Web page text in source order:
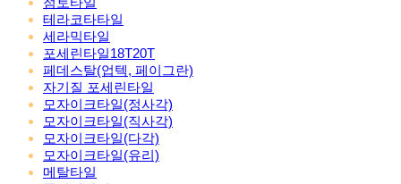
테라코타타일
세라믹타일
포세린타일18T20T
페데스탈(업텍, 페이그란)
자기질 포세린타일
모자이크타일(정사각)
모자이크타일(직사각)
모자이크타일(다각)
모자이크타일(유리)
메탈타일